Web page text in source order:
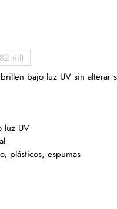
ml)
bajo luz UV sin alterar
luz UV
plásticos, espumas